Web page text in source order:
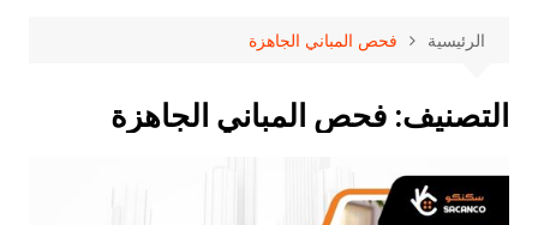
الرئيسية فحص المباني الجاهزة
التصنيف: فحص المباني الجاهزة